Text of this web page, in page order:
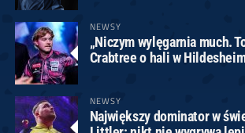
NEWSY
„Niczym wylęgarnia much.
Crabtree o hali w
NEWSY
Największy dominator w